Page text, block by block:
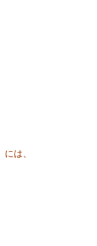
には、